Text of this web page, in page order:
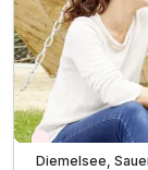
inkl. Außen-
inkl.
Nur noch
Diemelsee,